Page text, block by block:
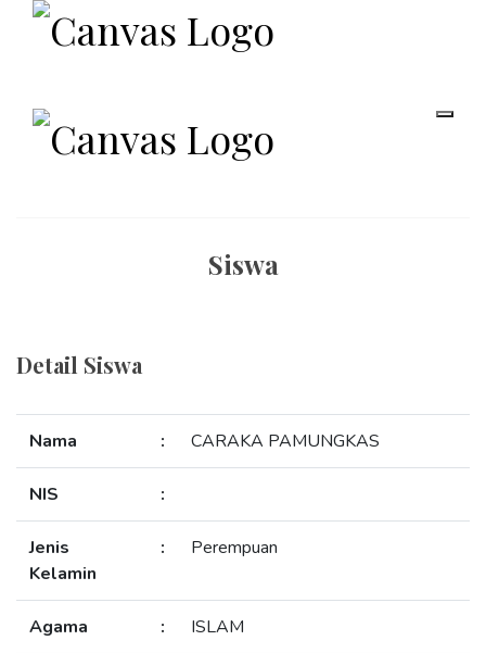
Siswa
Detail Siswa
Nama : CARAKA PAMUNGKAS
NIS :
Jenis
Kelamin
: Perempuan
Agama : ISLAM